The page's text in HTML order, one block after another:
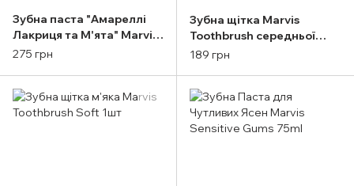
Зубна паста "Амареллі
Лакриця та М'ята" Marvis
Amarelli Licorice 85ml
275 грн
Зубна щітка Marvis
Toothbrush середньої
жорсткості (medium),
189 грн